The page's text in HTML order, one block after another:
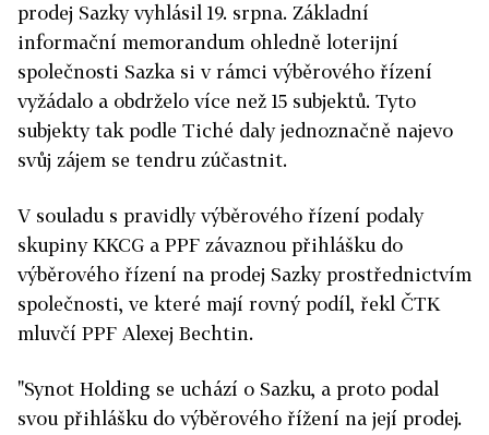
prodej Sazky vyhlásil 19. srpna. Základní
informační memorandum ohledně loterijní
společnosti Sazka si v rámci výběrového řízení
vyžádalo a obdrželo více než 15 subjektů. Tyto
subjekty tak podle Tiché daly jednoznačně najevo
svůj zájem se tendru zúčastnit.
V souladu s pravidly výběrového řízení podaly
skupiny KKCG a PPF závaznou přihlášku do
výběrového řízení na prodej Sazky prostřednictvím
společnosti, ve které mají rovný podíl, řekl ČTK
mluvčí PPF Alexej Bechtin.
"Synot Holding se uchází o Sazku, a proto podal
svou přihlášku do výběrového řížení na její prodej.